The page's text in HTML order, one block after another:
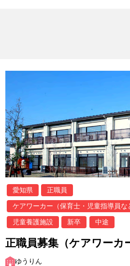
愛知県 正職員
ケアワーカー（保育士・児童指導員な
児童養護施設 新卒 中途
正職員募集（ケアワーカ
ゆうりん